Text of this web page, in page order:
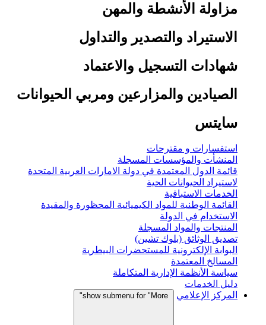
مزاولة الأنشطة والمهن
الاستيراد والتصدير والتداول
شهادات التسجيل والاعتماد
الصيادين والمزارعين ومربي الحيوانات
سايتس
استفسارات و مقترحات
المنشأت والمؤسسات المسجلة
قائمة الدول المعتمدة في دولة الامارات العربية المتحدة
لاستيراد الحيوانات الحية
الخدمات الاستباقية
القائمة الوطنية للمواد الكيميائية المحظورة والمقيدة
الاستخدام في الدولة
المنتجات والمواد المسجلة
تصديق الوثائق (بلوك تشين)
البوابة الإلكترونية للمستحضرات البيطرية
المسالخ المعتمدة
سياسة الأنظمة الإدارية المتكاملة
دليل الخدمات
المركز الإعلامي
show submenu for "More"